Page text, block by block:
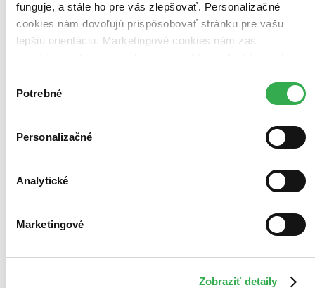
funguje, a stále ho pre vás zlepšovať. Personalizačné
cookies nám dovoľujú prispôsobovať stránku pre vašu
lepšiu orientáciu. Marketingové cookies nám zas
keby sme mohli používať všetky tieto cookies. Ďakujeme!
súhlasu
Potrebné
Personalizačné
Analytické
Marketingové
Zobraziť detaily